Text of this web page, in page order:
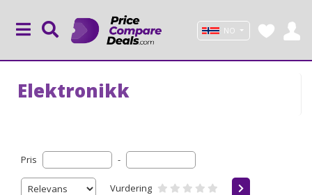
NO
Elektronikk
Pris -
Vurdering